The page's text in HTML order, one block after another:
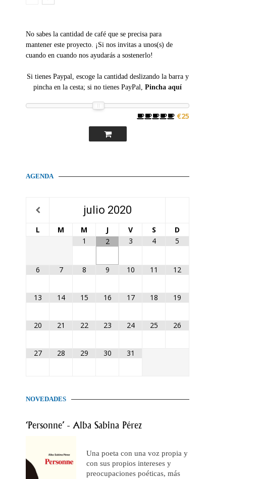
No sabes la cantidad de café que se precisa para
mantener este proyecto. ¡Si nos invitas a unos(s) de
cuando en cuando nos ayudarás a sostenerlo!
Si tienes Paypal, escoge la cantidad deslizando la barra y
pincha en la cesta; si no tienes PayPal, Pincha aquí
€25
AGENDA
julio 2020
L M M J V S
D
1
2 3 4 5
6 7 8 9 10 11 12
13 14 15 16 17 18 19
20 21 22 23 24 25 26
27 28 29 30 31
NOVEDADES
‘Personne’ - Alba Sabina Pérez
Una poeta con una voz propia y
con sus propios intereses y
preocupaciones poéticas, más